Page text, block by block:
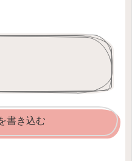
書き込む